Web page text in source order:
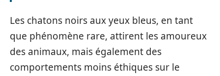
Les chatons noirs aux yeux bleus, en tant
que phénomène rare, attirent les amoureux
des animaux, mais également des
comportements moins éthiques sur le